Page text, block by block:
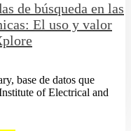
de búsqueda en las
El uso y valor
base de datos que
of Electrical and